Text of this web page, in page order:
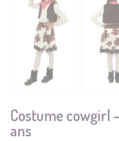
Costume cowgirl
ans